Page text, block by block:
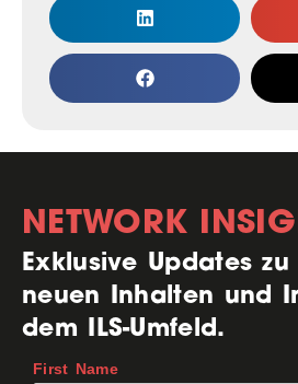
NETWORK
Exklusive Updates zu
neuen Inhalten und
dem ILS-Umfeld.
First Name